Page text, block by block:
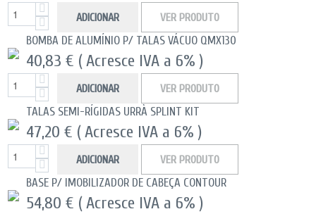
ADICIONAR VER PRODUTO
BOMBA DE ALUMÍNIO P/ TALAS VÁCUO QMX130
40,83 € ( Acresce IVA a 6% )
ADICIONAR VER PRODUTO
TALAS SEMI-RÍGIDAS URRÀ SPLINT KIT
47,20 € ( Acresce IVA a 6% )
ADICIONAR VER PRODUTO
BASE P/ IMOBILIZADOR DE CABEÇA CONTOUR
54,80 € ( Acresce IVA a 6% )